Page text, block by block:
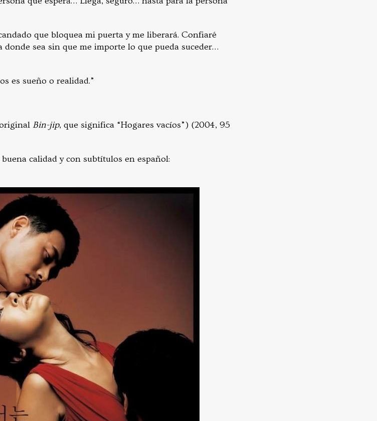
que bloquea mi puerta y me liberará. Confiaré
donde sea sin que me importe lo que pueda suceder…
es sueño o realidad.”
Bin-jip, que significa “Hogares vacíos”) (2004, 95
calidad y con subtítulos en español: